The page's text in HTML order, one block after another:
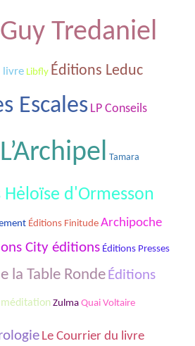
Tredaniel
livre Libfly Éditions Leduc
Escales LP Conseils
Tamara
Hėloïse d'Ormesson
Éditions Finitude Archipoche
City éditions Éditions Presses
la Table Ronde Éditions
méditation Zulma Quai Voltaire
Le Courrier du livre